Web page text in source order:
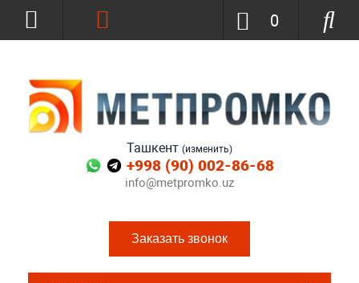
Ташкент (изменить)
+998 (90) 002-86-68
info@metpromko.uz
Заказать звонок
0